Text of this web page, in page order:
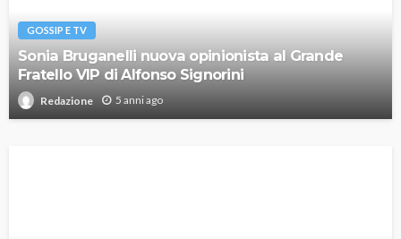
GOSSIP E TV
Sonia Bruganelli nuova opinionista al Grande
Fratello VIP di Alfonso Signorini
Redazione 5 anni ago